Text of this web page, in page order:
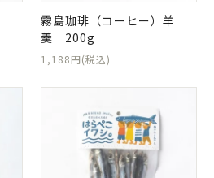
霧島珈琲（コーヒー）羊
羹 200g
1,188円(税込)